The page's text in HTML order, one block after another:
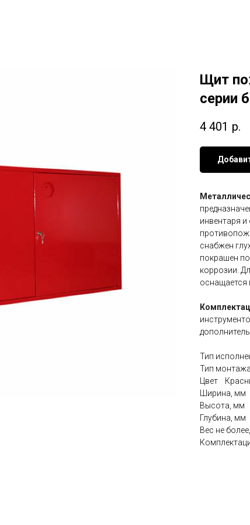
Щит
серии
4 401 р.
инвентаря
снабжен
покрашен
коррозии.
Тип
Тип
Цвет
Ширина, мм
Высота, мм
Глубина,
Вес не